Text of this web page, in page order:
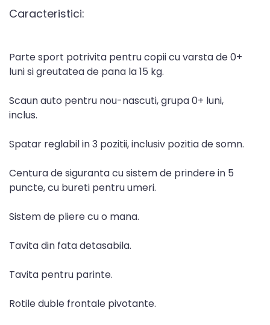
Caracteristici:
Parte sport potrivita pentru copii cu varsta de 0+
luni si greutatea de pana la 15 kg.
Scaun auto pentru nou-nascuti, grupa 0+ luni,
inclus.
Spatar reglabil in 3 pozitii, inclusiv pozitia de somn.
Centura de siguranta cu sistem de prindere in 5
puncte, cu bureti pentru umeri.
Sistem de pliere cu o mana.
Tavita din fata detasabila.
Tavita pentru parinte.
Rotile duble frontale pivotante.